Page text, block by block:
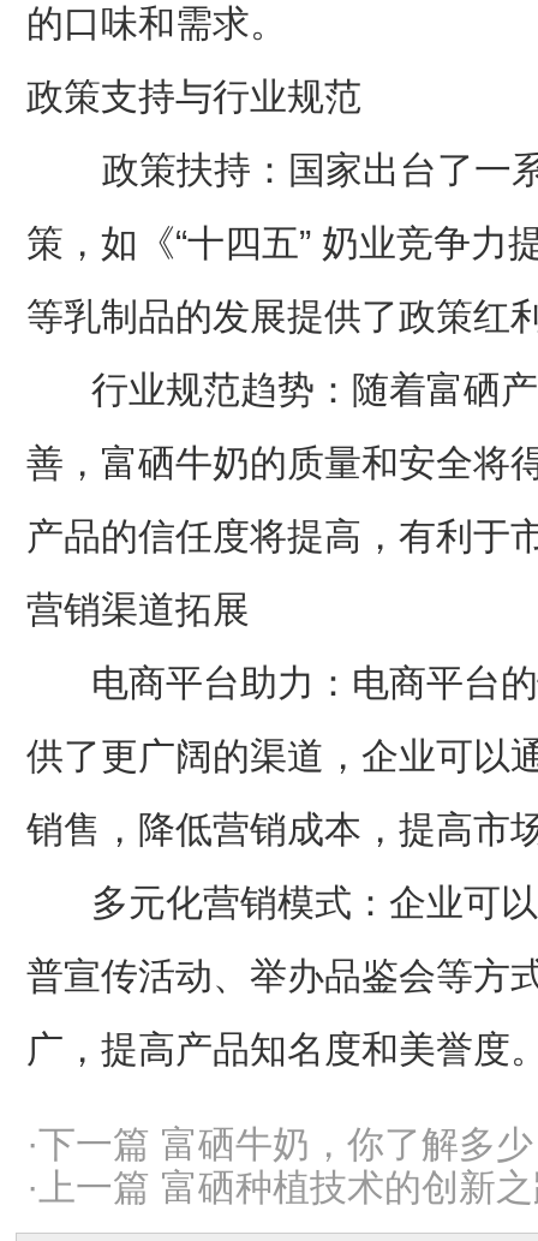
的口味和需求。
政策支持与行业规范
政策扶持：国家出台了一
策，如《“十四五” 奶业竞争力
等乳制品的发展提供了政策红
行业规范趋势：随着富硒产
善，富硒牛奶的质量和安全将
产品的信任度将提高，有利于
营销渠道拓展
电商平台助力：电商平台的
供了更广阔的渠道，企业可以
销售，降低营销成本，提高市
多元化营销模式：企业可以
普宣传活动、举办品鉴会等方
广，提高产品知名度和美誉度
·下一篇 富硒牛奶，你了解多
·上一篇 富硒种植技术的创新